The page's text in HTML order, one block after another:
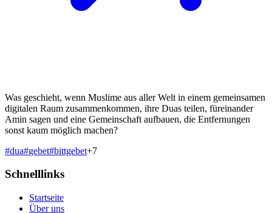
Was geschieht, wenn Muslime aus aller Welt in einem gemeinsamen
digitalen Raum zusammenkommen, ihre Duas teilen, füreinander
Amin sagen und eine Gemeinschaft aufbauen, die Entfernungen
sonst kaum möglich machen?
#dua#gebet#bittgebet+7
Schnelllinks
Startseite
Über uns